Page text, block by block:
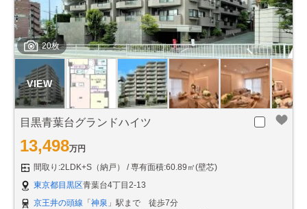
20枚
目黒青葉台グランドハイツ
13,498万円
間取り:2LDK+S（納戸）
専有面積:60.89㎡(壁芯)
東京都目黒区青葉台4丁目2-13
京王井の頭線 「 神泉 」駅まで 徒歩7分